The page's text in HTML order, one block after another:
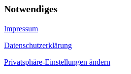
Notwendiges
Impressum
Datenschutzerklärung
Privatsphäre-Einstellungen ändern